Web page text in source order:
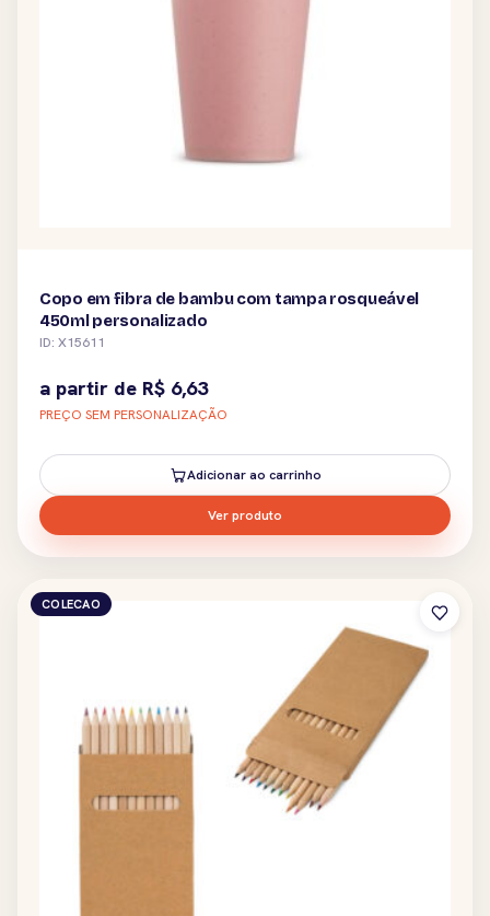
Copo em fibra de bambu com tampa rosqueável
450ml personalizado
ID: X15611
a partir de R$ 6,63
PREÇO SEM PERSONALIZAÇÃO
Adicionar ao carrinho
Ver produto
COLECAO